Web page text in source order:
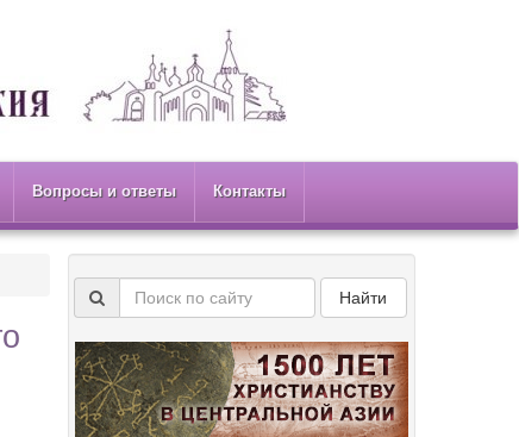
Вопросы и ответы Контакты
Найти